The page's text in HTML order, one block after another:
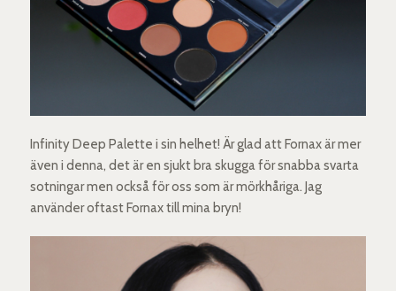
Infinity Deep Palette i sin helhet! Är glad att Fornax är mer
även i denna, det är en sjukt bra skugga för snabba svarta
sotningar men också för oss som är mörkhåriga. Jag
använder oftast Fornax till mina bryn!